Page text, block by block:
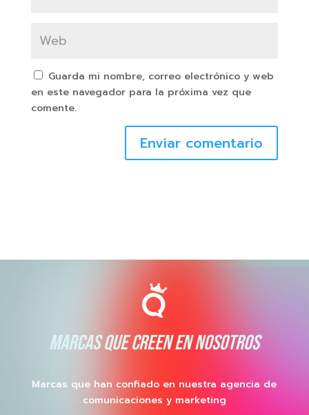
Guarda mi nombre, correo electrónico y web
en este navegador para la próxima vez que
comente.
Enviar comentario
MARCAS QUE CREEN EN NOSOTROS
Marcas que han confiado en nuestra agencia de
comunicaciones y marketing